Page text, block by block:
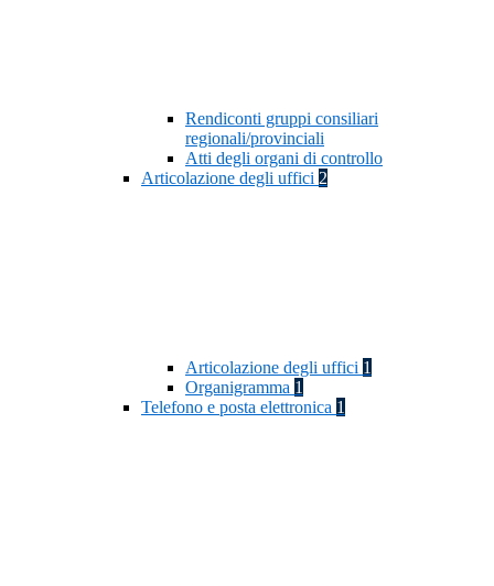
Rendiconti gruppi consiliari
regionali/provinciali
Atti degli organi di controllo
Articolazione degli uffici 2
Articolazione degli uffici 1
Organigramma 1
Telefono e posta elettronica 1